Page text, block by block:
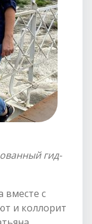
гид-
вместе с
и коллорит